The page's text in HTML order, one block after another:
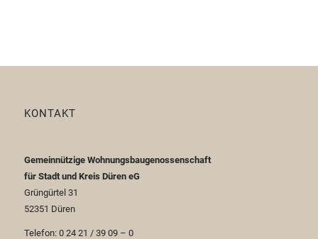
KONTAKT
Gemeinnützige Wohnungsbaugenossenschaft
für Stadt und Kreis Düren eG
Grüngürtel 31
52351 Düren
Telefon: 0 24 21 / 39 09 – 0